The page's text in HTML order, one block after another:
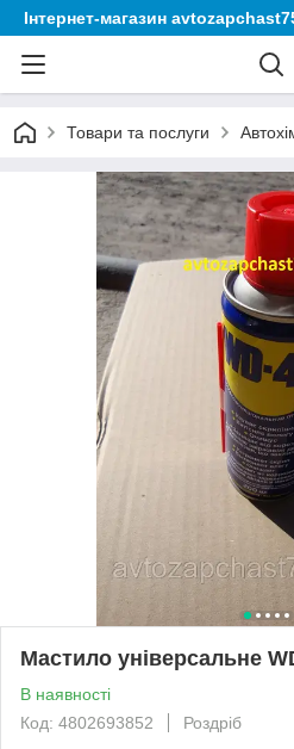
Інтернет-магазин
Товари та послуги
Мастило універсальне
В наявності
Код: 4802693852
Роздріб